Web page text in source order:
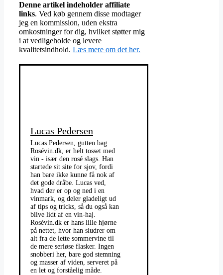
Denne artikel indeholder affiliate
links. Ved køb gennem disse modtager
jeg en kommission, uden ekstra
omkostninger for dig, hvilket støtter mig
i at vedligeholde og levere
kvalitetsindhold. Læs mere om det her.
Lucas Pedersen
Lucas Pedersen, gutten bag
Rosévin.dk, er helt tosset med
vin - især den rosé slags. Han
startede sit site for sjov, fordi
han bare ikke kunne få nok af
det gode dråbe. Lucas ved,
hvad der er op og ned i en
vinmark, og deler gladeligt ud
af tips og tricks, så du også kan
blive lidt af en vin-haj.
Rosévin.dk er hans lille hjørne
på nettet, hvor han sludrer om
alt fra de lette sommervine til
de mere seriøse flasker. Ingen
snobberi her, bare god stemning
og masser af viden, serveret på
en let og forståelig måde.